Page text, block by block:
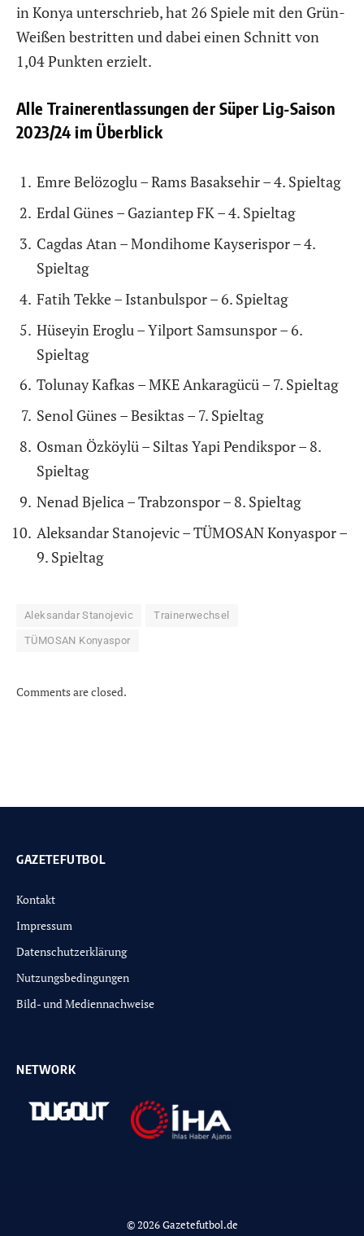
in Konya unterschrieb, hat 26 Spiele mit den Grün-
Weißen bestritten und dabei einen Schnitt von
1,04 Punkten erzielt.
Alle Trainerentlassungen der Süper Lig-Saison
2023/24 im Überblick
Emre Belözoglu – Rams Basaksehir – 4. Spieltag
Erdal Günes – Gaziantep FK – 4. Spieltag
Cagdas Atan – Mondihome Kayserispor – 4.
Spieltag
Fatih Tekke – Istanbulspor – 6. Spieltag
Hüseyin Eroglu – Yilport Samsunspor – 6.
Spieltag
Tolunay Kafkas – MKE Ankaragücü – 7. Spieltag
Senol Günes – Besiktas – 7. Spieltag
Osman Özköylü – Siltas Yapi Pendikspor – 8.
Spieltag
Nenad Bjelica – Trabzonspor – 8. Spieltag
Aleksandar Stanojevic – TÜMOSAN Konyaspor –
9. Spieltag
Aleksandar Stanojevic Trainerwechsel
TÜMOSAN Konyaspor
Comments are closed.
GAZETEFUTBOL
Kontakt
Impressum
Datenschutzerklärung
Nutzungsbedingungen
Bild- und Mediennachweise
NETWORK
© 2026 Gazetefutbol.de